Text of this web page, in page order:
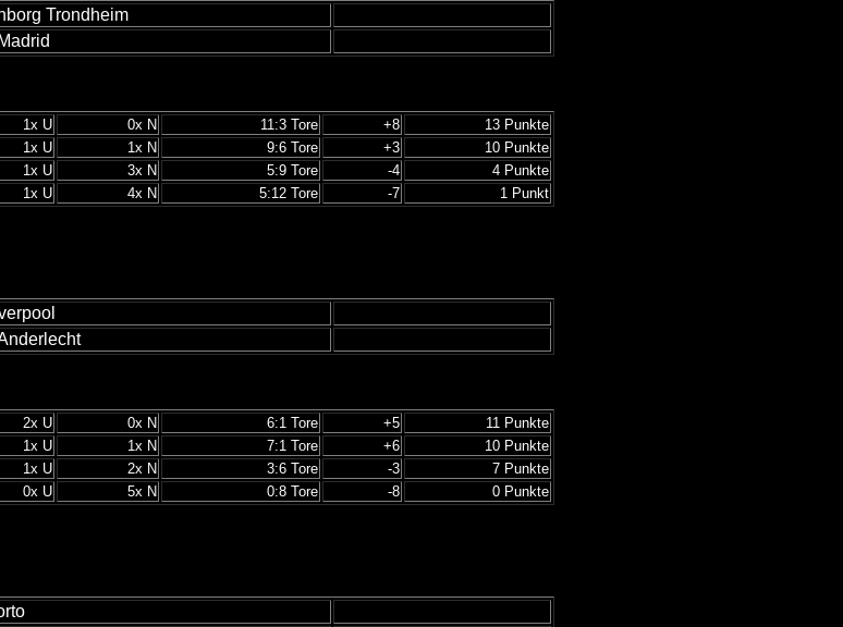
Trondheim
1x U 0x N 11:3 Tore +8
13 Punkte
1x U 1x N 9:6 Tore +3
10 Punkte
1x U 3x N 5:9 Tore -4
4 Punkte
1x U 4x N 5:12 Tore -7 1 Punkt
2x U 0x N 6:1 Tore +5
11 Punkte
1x U 1x N 7:1 Tore +6
10 Punkte
1x U 2x N 3:6 Tore -3
7 Punkte
0x U 5x N 0:8 Tore -8 0 Punkte